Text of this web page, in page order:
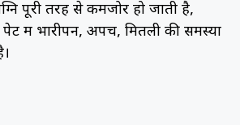
पूरी तरह से कमजोर हो जाती है,
में भारीपन, अपच, मितली की समस्या